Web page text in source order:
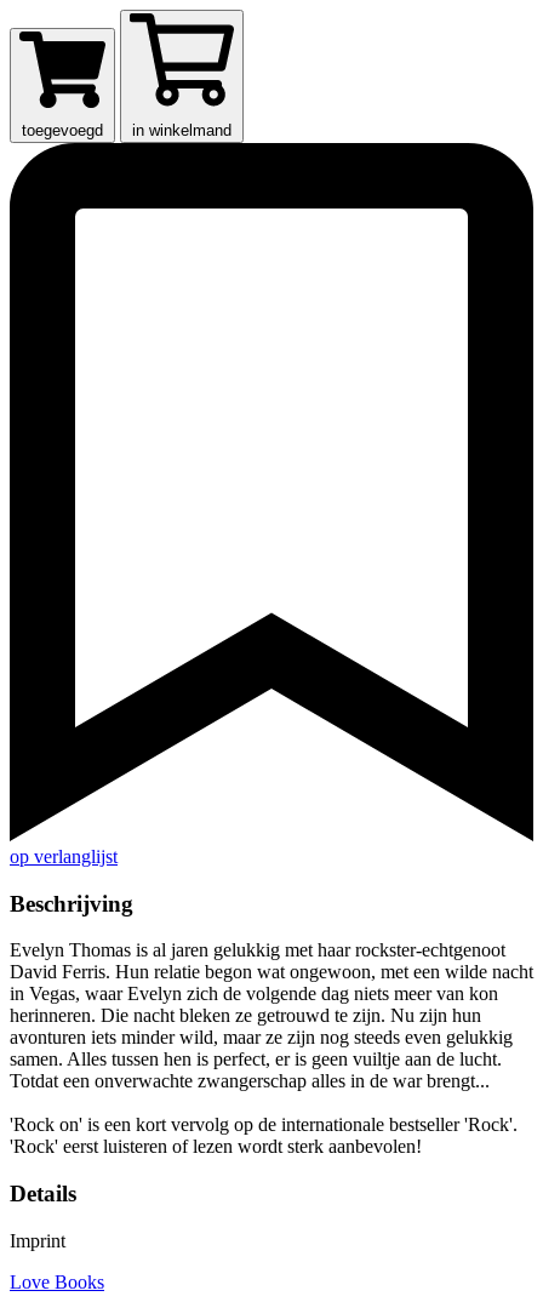
toegevoegd in winkelmand
op verlanglijst
Beschrijving
Evelyn Thomas is al jaren gelukkig met haar rockster-echtgenoot
David Ferris. Hun relatie begon wat ongewoon, met een wilde nacht
in Vegas, waar Evelyn zich de volgende dag niets meer van kon
herinneren. Die nacht bleken ze getrouwd te zijn. Nu zijn hun
avonturen iets minder wild, maar ze zijn nog steeds even gelukkig
samen. Alles tussen hen is perfect, er is geen vuiltje aan de lucht.
Totdat een onverwachte zwangerschap alles in de war brengt...
'Rock on' is een kort vervolg op de internationale bestseller 'Rock'.
'Rock' eerst luisteren of lezen wordt sterk aanbevolen!
Details
Imprint
Love Books